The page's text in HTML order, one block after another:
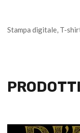
Stampa digitale, T-